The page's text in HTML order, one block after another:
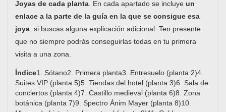
Joyas de cada planta. En cada apartado se incluye un
enlace a la parte de la guía en la que se consigue esa
joya, si buscas alguna explicación adicional. Ten presente
que no siempre podrás conseguirlas todas en tu primera
visita a una zona.
Índice1. Sótano2. Primera planta3. Entresuelo (planta 2)4.
Suites VIP (planta 5)5. Tiendas del hotel (planta 3)6. Sala de
conciertos (planta 4)7. Castillo medieval (planta 6)8. Zona
botánica (planta 7)9. Spectro Ánim Mayer (planta 8)10.